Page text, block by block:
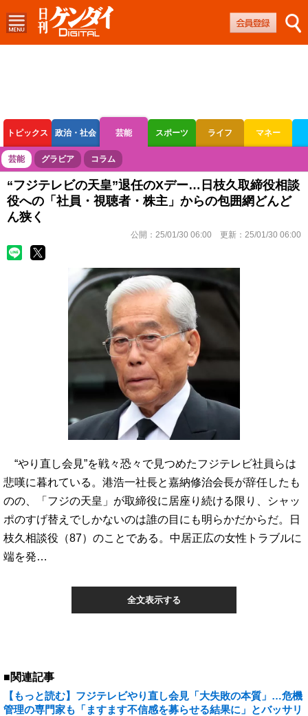
トピックス 政治・社会 芸能 スポーツ ライフ マネー
ボートレース 競輪 オートレース
芸能 グラビア コラム
“フジテレビの天皇”退任のXデー…日枝久取締役相談
役への「社員・視聴者・株主」からの包囲網どんど
ん狭く
公開： 25/01/30 06:00 更新： 25/01/30 06:00
“やり直し会見”を戦々恐々で見つめたフジテレビ社員らは
悲嘆に暮れている。港浩一社長と嘉納修治会長が辞任したも
のの、「フジの天皇」が取締役に居座り続ける限り、シャッ
ポのすげ替えでしかないのは誰の目にも明らかだからだ。日
枝久相談役（87）のことである。中居正広の女性トラブルに
端を発…
全文表示する
■関連記事
【もっと読む】フジテレビやり直し会見「大失敗の本質」…危機
管理の専門家も「ますます不信感を募らせる結果に」とバッサリ